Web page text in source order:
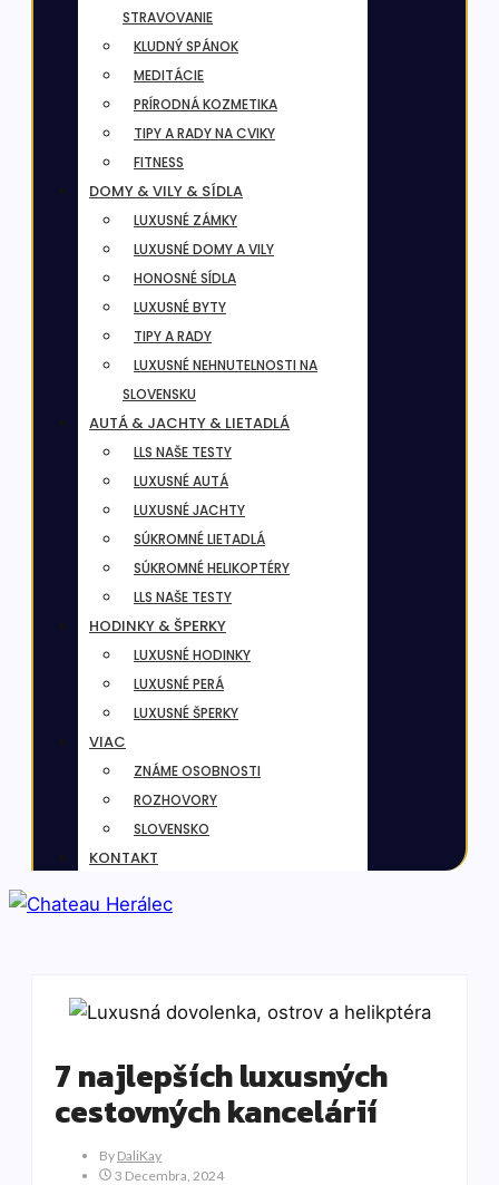
STRAVOVANIE
KLUDNÝ SPÁNOK
MEDITÁCIE
PRÍRODNÁ KOZMETIKA
TIPY A RADY NA CVIKY
FITNESS
DOMY & VILY & SÍDLA
LUXUSNÉ ZÁMKY
LUXUSNÉ DOMY A VILY
HONOSNÉ SÍDLA
LUXUSNÉ BYTY
TIPY A RADY
LUXUSNÉ NEHNUTELNOSTI NA
SLOVENSKU
AUTÁ & JACHTY & LIETADLÁ
LLS NAŠE TESTY
LUXUSNÉ AUTÁ
LUXUSNÉ JACHTY
SÚKROMNÉ LIETADLÁ
SÚKROMNÉ HELIKOPTÉRY
LLS NAŠE TESTY
HODINKY & ŠPERKY
LUXUSNÉ HODINKY
LUXUSNÉ PERÁ
LUXUSNÉ ŠPERKY
VIAC
ZNÁME OSOBNOSTI
ROZHOVORY
SLOVENSKO
KONTAKT
7 najlepších luxusných
cestovných kancelárií
By DaliKay
3 Decembra, 2024